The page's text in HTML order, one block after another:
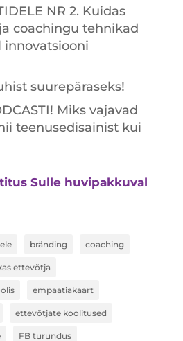
NR 2. Kuidas
coachingu tehnikad
suurepäraseks!
Miks vajavad
teenusedisainist kui
Sulle huvipakkuval
bränding coaching
ettevõtja
empaatiakaart
ettevõtjate koolitused
FB turundus